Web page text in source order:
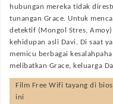
hubungan mereka tidak
tunangan Grace. Untuk
detektif (Mongol Stres,
kehidupan asli Davi. Di saat
memicu berbagai
melibatkan Grace, keluarga
Film Free Wifi tayang di
ini